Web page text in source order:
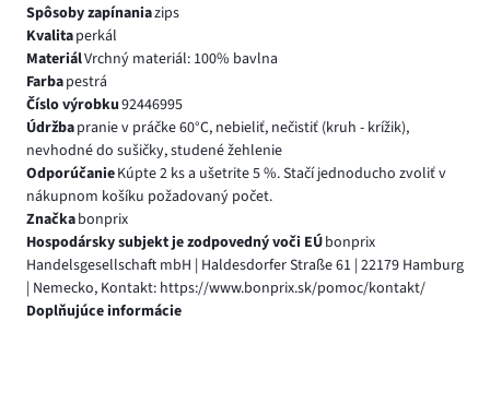
Spôsoby zapínaniazips
Kvalitaperkál
MateriálVrchný materiál: 100% bavlna
Farbapestrá
Číslo výrobku92446995
Údržbapranie v práčke 60°C, nebieliť, nečistiť (kruh - krížik),
nevhodné do sušičky, studené žehlenie
OdporúčanieKúpte 2 ks a ušetrite 5 %. Stačí jednoducho zvoliť v
nákupnom košíku požadovaný počet.
Značkabonprix
Hospodársky subjekt je zodpovedný voči EÚbonprix
Handelsgesellschaft mbH | Haldesdorfer Straße 61 | 22179 Hamburg
| Nemecko, Kontakt: https://www.bonprix.sk/pomoc/kontakt/
Doplňujúce informácie